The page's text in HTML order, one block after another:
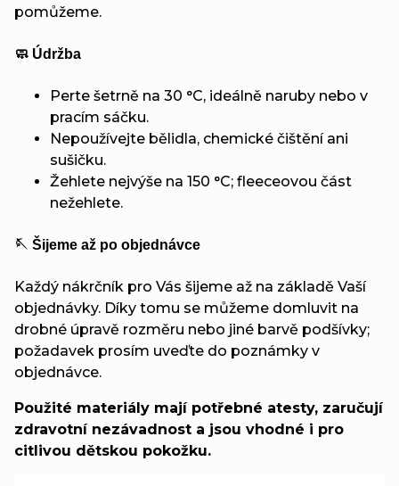
pomůžeme.
🧼 Údržba
Perte šetrně na 30 °C, ideálně naruby nebo v
pracím sáčku.
Nepoužívejte bělidla, chemické čištění ani
sušičku.
Žehlete nejvýše na 150 °C; fleeceovou část
nežehlete.
🪡 Šijeme až po objednávce
Každý nákrčník pro Vás šijeme až na základě Vaší
objednávky. Díky tomu se můžeme domluvit na
drobné úpravě rozměru nebo jiné barvě podšívky;
požadavek prosím uveďte do poznámky v
objednávce.
Použité materiály mají potřebné atesty, zaručují
zdravotní nezávadnost a jsou vhodné i pro
citlivou dětskou pokožku.